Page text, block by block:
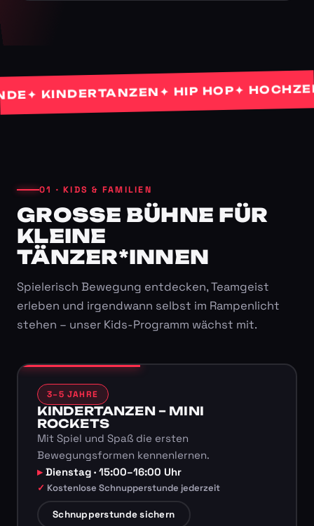
KINDERTANZEN✦ HIP HOP ✦
01 · KIDS & FAMILIEN
GROSSE BÜHNE FÜR K
LEINE T
ÄNZER*INNEN
Spielerisch Bewegung entdecken, Teamgeist
erleben und irgendwann selbst im Rampenlicht
stehen – unser Kids-Programm wächst mit.
3–5 JAHRE
KINDERTANZEN – MINI
ROCKETS
Mit Spiel und Spaß die ersten
Bewegungsformen kennenlernen.
Dienstag · 15:00–16:00 Uhr
Kostenlose Schnupperstunde jederzeit
Schnupperstunde sichern